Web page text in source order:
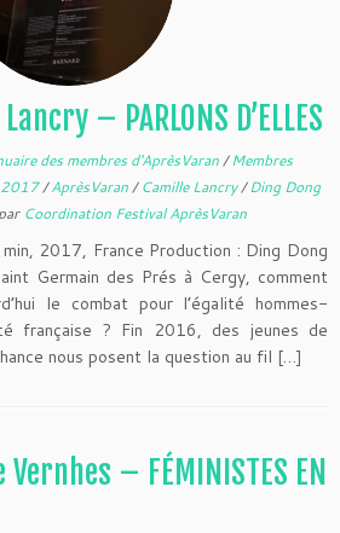
– PARLONS D’ELLES
des membres d'AprèsVaran/Membres
2017/AprèsVaran/Camille Lancry/Ding Dong
par Coordination Festival AprèsVaran
2017, France Production : Ding Dong
Germain des Prés à Cergy, comment
le combat pour l’égalité hommes-
française ? Fin 2016, des jeunes de
nous posent la question au fil […]
– FÉMINISTES EN